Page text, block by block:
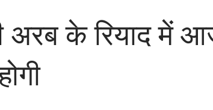
के रियाद में